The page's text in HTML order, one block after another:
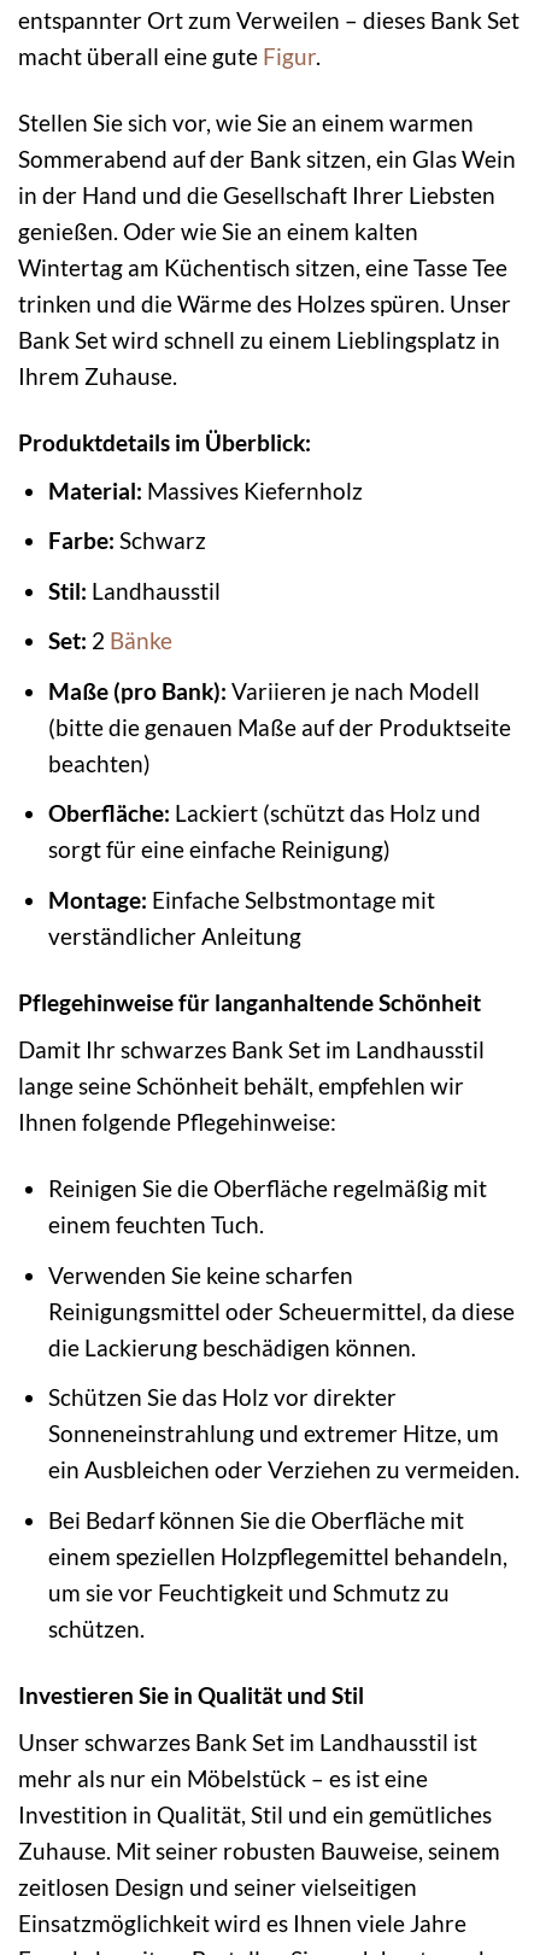
entspannter Ort zum Verweilen – dieses Bank Set
macht überall eine gute Figur.
Stellen Sie sich vor, wie Sie an einem warmen
Sommerabend auf der Bank sitzen, ein Glas Wein
in der Hand und die Gesellschaft Ihrer Liebsten
genießen. Oder wie Sie an einem kalten
Wintertag am Küchentisch sitzen, eine Tasse Tee
trinken und die Wärme des Holzes spüren. Unser
Bank Set wird schnell zu einem Lieblingsplatz in
Ihrem Zuhause.
Produktdetails im Überblick:
Material: Massives Kiefernholz
Farbe: Schwarz
Stil: Landhausstil
Set: 2 Bänke
Maße (pro Bank): Variieren je nach Modell
(bitte die genauen Maße auf der Produktseite
beachten)
Oberfläche: Lackiert (schützt das Holz und
sorgt für eine einfache Reinigung)
Montage: Einfache Selbstmontage mit
verständlicher Anleitung
Pflegehinweise für langanhaltende Schönheit
Damit Ihr schwarzes Bank Set im Landhausstil
lange seine Schönheit behält, empfehlen wir
Ihnen folgende Pflegehinweise:
Reinigen Sie die Oberfläche regelmäßig mit
einem feuchten Tuch.
Verwenden Sie keine scharfen
Reinigungsmittel oder Scheuermittel, da diese
die Lackierung beschädigen können.
Schützen Sie das Holz vor direkter
Sonneneinstrahlung und extremer Hitze, um
ein Ausbleichen oder Verziehen zu vermeiden.
Bei Bedarf können Sie die Oberfläche mit
einem speziellen Holzpflegemittel behandeln,
um sie vor Feuchtigkeit und Schmutz zu
schützen.
Investieren Sie in Qualität und Stil
Unser schwarzes Bank Set im Landhausstil ist
mehr als nur ein Möbelstück – es ist eine
Investition in Qualität, Stil und ein gemütliches
Zuhause. Mit seiner robusten Bauweise, seinem
zeitlosen Design und seiner vielseitigen
Einsatzmöglichkeit wird es Ihnen viele Jahre